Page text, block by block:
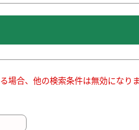
合、他の検索条件は無効になりま